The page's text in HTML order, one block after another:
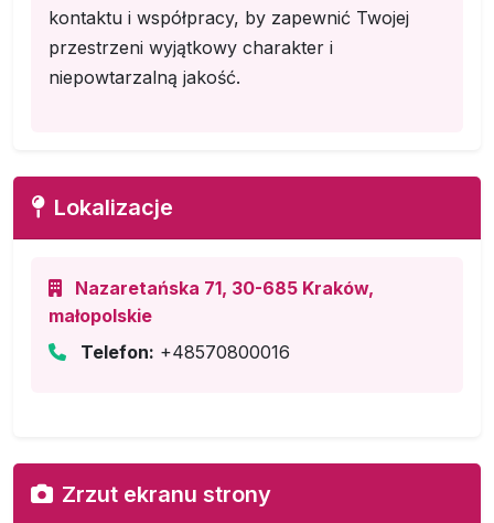
kontaktu i współpracy, by zapewnić Twojej
przestrzeni wyjątkowy charakter i
niepowtarzalną jakość.
Lokalizacje
Nazaretańska 71, 30-685 Kraków,
małopolskie
Telefon: +48570800016
Zrzut ekranu strony